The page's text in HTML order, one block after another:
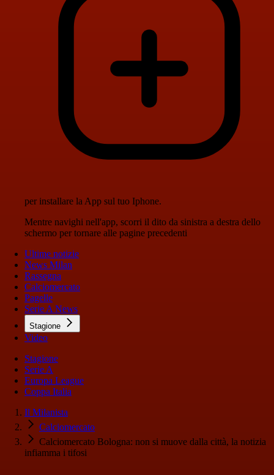
per installare la App sul tuo Iphone.
Mentre navighi nell'app, scorri il dito da sinistra a destra dello
schermo per tornare alle pagine precedenti
Ultime notizie
News Milan
Rassegna
Calciomercato
Pagelle
Serie A News
Stagione
Video
Stagione
Serie A
Europa League
Coppa Italia
Il Milanista
Calciomercato
Calciomercato Bologna: non si muove dalla città, la notizia
infiamma i tifosi